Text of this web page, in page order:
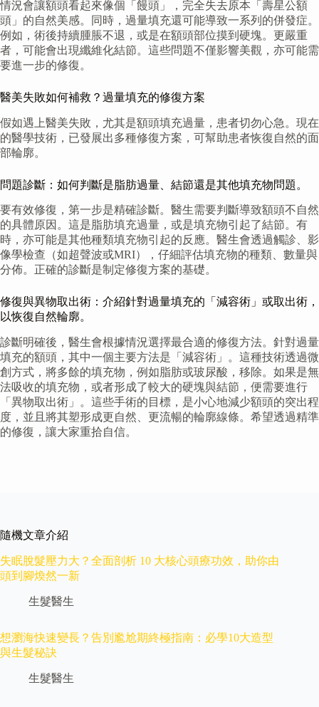
情況會讓額頭看起來像個「饅頭」，完全失去原本「壽星公額
頭」的自然美感。同時，過量填充還可能導致一系列的併發症。
例如，術後持續腫脹不退，或是在額頭部位摸到硬塊。更嚴重
者，可能會出現纖維化結節。這些問題不僅影響美觀，亦可能需
要進一步的修復。
醫美失敗如何補救？過量填充的修復方案
假如遇上醫美失敗，尤其是額頭填充過量，患者切勿心急。現在
的醫學技術，已發展出多種修復方案，可幫助患者恢復自然的面
部輪廓。
問題診斷：如何判斷是脂肪過量、結節還是其他填充物問題。
要有效修復，第一步是精確診斷。醫生需要判斷導致額頭不自然
的具體原因。這是脂肪填充過量，或是填充物引起了結節。有
時，亦可能是其他種類填充物引起的反應。醫生會透過觸診、影
像學檢查（如超聲波或MRI），仔細評估填充物的種類、數量與
分佈。正確的診斷是制定修復方案的基礎。
修復與異物取出術：介紹針對過量填充的「減容術」或取出術，
以恢復自然輪廓。
診斷明確後，醫生會根據情況選擇最合適的修復方法。針對過量
填充的額頭，其中一個主要方法是「減容術」。這種技術透過微
創方式，將多餘的填充物，例如脂肪或玻尿酸，移除。如果是無
法吸收的填充物，或者形成了較大的硬塊與結節，便需要進行
「異物取出術」。這些手術的目標，是小心地減少額頭的突出程
度，並且將其塑形成更自然、更流暢的輪廓線條。希望透過精準
的修復，讓大家重拾自信。
隨機文章介紹
失眠脫髮壓力大？全面剖析 10 大核心頭療功效，助你由
頭到腳煥然一新
生髮醫生
想瀏海快速變長？告別尷尬期終極指南：必學10大造型
與生髮秘訣
生髮醫生